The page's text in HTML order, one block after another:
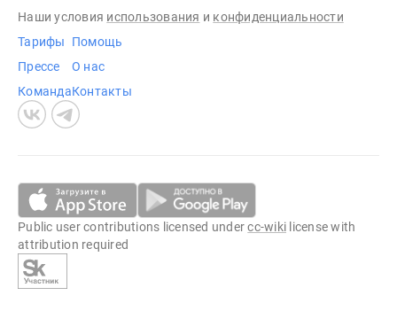
Наши условия использования и конфиденциальности
Тарифы
Прессе
Команда
Помощь
О нас
Контакты
Public user contributions licensed undercc-wiki license with
attribution required